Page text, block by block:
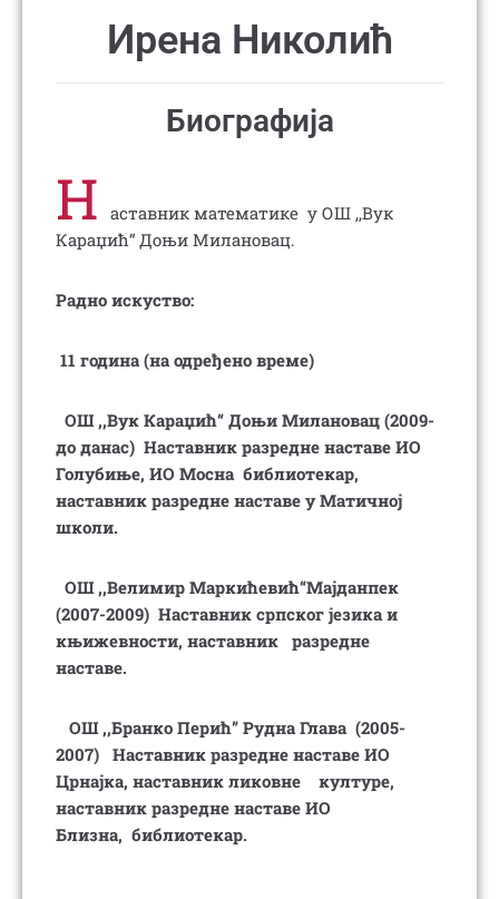
Ирена Николић
Биографија
Н аставник математике у ОШ ,,Вук
Караџић“ Доњи Милановац.
Радно искуство:
11 година (на одређено време)
ОШ ,,Вук Караџић“ Доњи Милановац (2009-
до данас) Наставник разредне наставе ИО
Голубиње, ИО Мосна библиотекар,
наставник разредне наставе у Матичној
школи.
ОШ ,,Велимир Маркићевић“Мајданпек
(2007-2009) Наставник српског језика и
књижевности, наставник разредне
наставе.
ОШ ,,Бранко Перић” Рудна Глава (2005-
2007) Наставник разредне наставе ИО
Црнајка, наставник ликовне
културе,
наставник разредне наставе ИО
Близна, библиотекар.